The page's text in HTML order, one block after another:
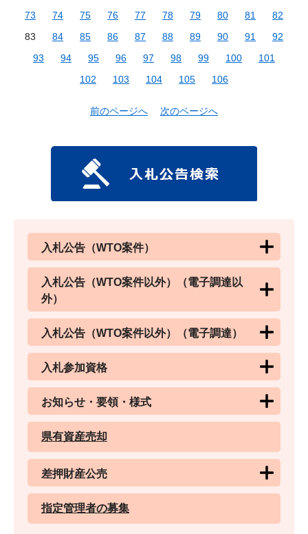
73
74 75 76 77 78 79 80 81
82
83
84 85 86 87 88 89 90 91
92
93
94 95 96 97 98 99 100
101
102
103 104 105 106
前のページへ 次のページへ
入札公告（WTO案件）
入札公告（WTO案件以外）（電子調達以
外）
入札公告（WTO案件以外）（電子調達）
入札参加資格
お知らせ・要領・様式
県有資産売却
差押財産公売
指定管理者の募集